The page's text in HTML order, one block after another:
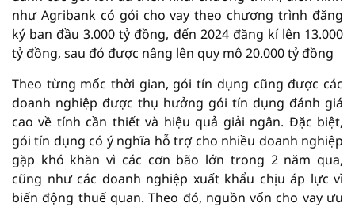
như Agribank có gói cho vay theo chương trình đăng
ký ban đầu 3.000 tỷ đồng, đến 2024 đăng kí lên 13.000
tỷ đồng, sau đó được nâng lên quy mô 20.000 tỷ đồng
Theo từng mốc thời gian, gói tín dụng cũng được các
doanh nghiệp được thụ hưởng gói tín dụng đánh giá
cao về tính cần thiết và hiệu quả giải ngân. Đặc biệt,
gói tín dụng có ý nghĩa hỗ trợ cho nhiều doanh nghiệp
gặp khó khăn vì các cơn bão lớn trong 2 năm qua,
cũng như các doanh nghiệp xuất khẩu chịu áp lực vì
biến động thuế quan. Theo đó, nguồn vốn cho vay ưu